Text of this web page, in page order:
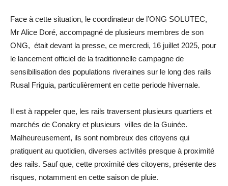
Face à cette situation, le coordinateur de l’ONG SOLUTEC,
Mr Alice Doré, accompagné de plusieurs membres de son
ONG, était devant la presse, ce mercredi, 16 juillet 2025, pour
le lancement officiel de la traditionnelle campagne de
sensibilisation des populations riveraines sur le long des rails
Rusal Friguia, particulièrement en cette periode hivernale.
Il est à rappeler que, les rails traversent plusieurs quartiers et
marchés de Conakry et plusieurs villes de la Guinée.
Malheureusement, ils sont nombreux des citoyens qui
pratiquent au quotidien, diverses activités presque à proximité
des rails. Sauf que, cette proximité des citoyens, présente des
risques, notamment en cette saison de pluie.